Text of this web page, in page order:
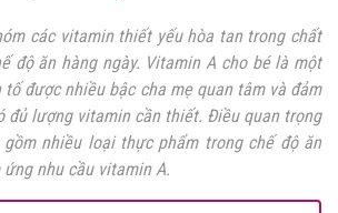
các vitamin thiết yếu hòa tan trong chất
độ ăn hàng ngày. Vitamin A cho bé là một
tố được nhiều bậc cha mẹ quan tâm và đảm
đủ lượng vitamin cần thiết. Điều quan trọng
nhiều loại thực phẩm trong chế độ ăn
nhu cầu vitamin A.